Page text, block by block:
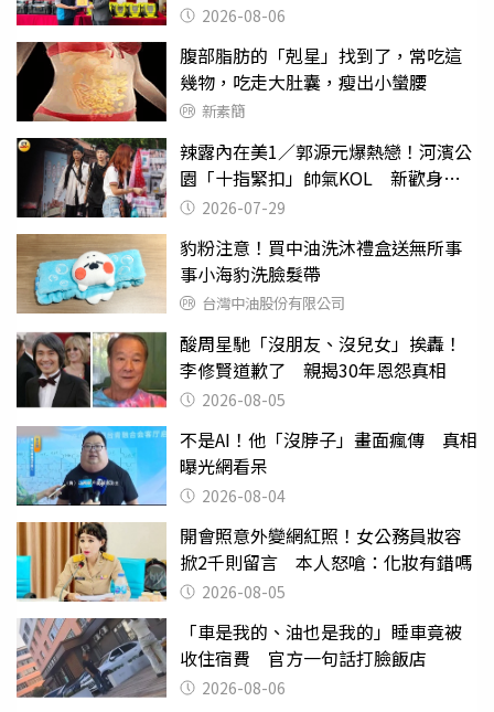
2026-08-06
腹部脂肪的「剋星」找到了，常吃這
幾物，吃走大肚囊，瘦出小蠻腰
新素簡
辣露內在美1／郭源元爆熱戀！河濱公
園「十指緊扣」帥氣KOL 新歡身份
曝光2026-07-29
豹粉注意！買中油洗沐禮盒送無所事
事小海豹洗臉髮帶
台灣中油股份有限公司
酸周星馳「沒朋友、沒兒女」挨轟！
李修賢道歉了 親揭30年恩怨真相
2026-08-05
不是AI！他「沒脖子」畫面瘋傳 真相
曝光網看呆
2026-08-04
開會照意外變網紅照！女公務員妝容
掀2千則留言 本人怒嗆：化妝有錯嗎
2026-08-05
「車是我的、油也是我的」睡車竟被
收住宿費 官方一句話打臉飯店
2026-08-06